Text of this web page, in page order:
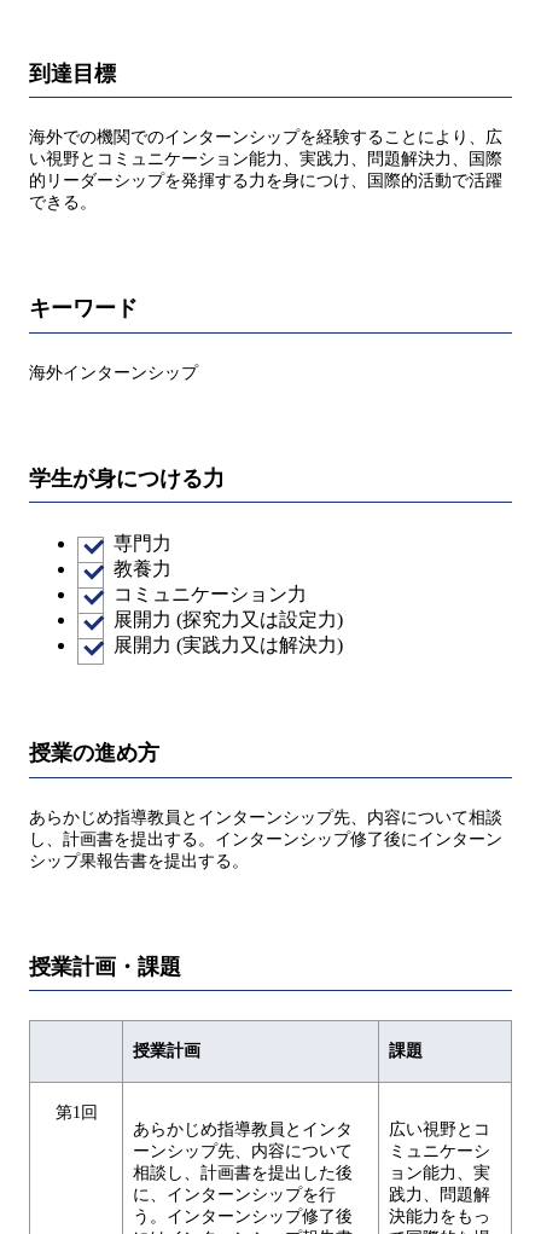
到達目標
海外での機関でのインターンシップを経験することにより、広
い視野とコミュニケーション能力、実践力、問題解決力、国際
的リーダーシップを発揮する力を身につけ、国際的活動で活躍
できる。
キーワード
海外インターンシップ
学生が身につける力
専門力
教養力
コミュニケーション力
展開力 (探究力又は設定力)
展開力 (実践力又は解決力)
授業の進め方
あらかじめ指導教員とインターンシップ先、内容について相談
し、計画書を提出する。インターンシップ修了後にインターン
シップ果報告書を提出する。
授業計画・課題
授業計画 課題
第1回
あらかじめ指導教員とインタ
ーンシップ先、内容について
相談し、計画書を提出した後
に、インターンシップを行
う。インターンシップ修了後
広い視野とコ
ミュニケーシ
ョン能力、実
践力、問題解
決能力をもっ